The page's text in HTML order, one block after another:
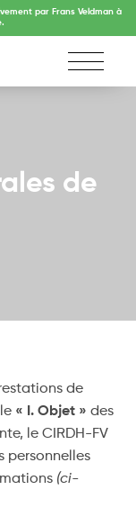
par Frans Veldman à
de
de
« I. Objet »des
le CIRDH-FV
personnelles
(ci-